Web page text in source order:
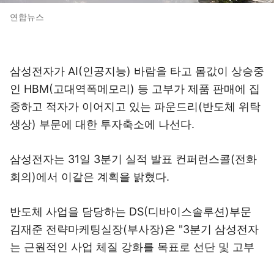
연합뉴스
삼성전자가 AI(인공지능) 바람을 타고 몸값이 상승중
인 HBM(고대역폭메모리) 등 고부가 제품 판매에 집
중하고 적자가 이어지고 있는 파운드리(반도체 위탁
생상) 부문에 대한 투자축소에 나선다.
삼성전자는 31일 3분기 실적 발표 컨퍼런스콜(전화
회의)에서 이같은 계획을 밝혔다.
반도체 사업을 담당하는 DS(디바이스솔루션)부문
김재준 전략마케팅실장(부사장)은 "3분기 삼성전자
는 근원적인 사업 체질 강화를 목표로 선단 및 고부